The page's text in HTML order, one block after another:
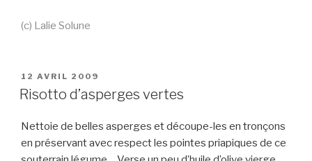
(c) Lalie Solune
PUBLIÉ
LE
12 AVRIL 2009
Risotto d’asperges vertes
Nettoie de belles asperges et découpe-les en tronçons
en préservant avec respect les pointes priapiques de ce